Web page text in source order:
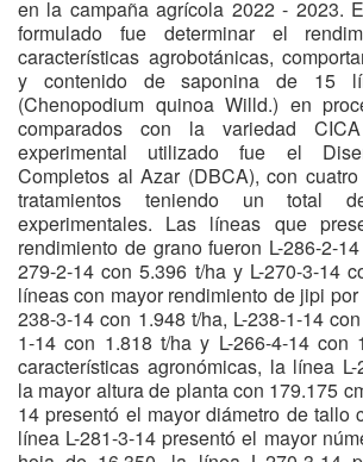
en la campaña agrícola 2022 - 2023.
formulado fue determinar el
características agrobotánicas,
y contenido de saponina de 15
(Chenopodium quinoa Willd.) en
comparados con la variedad
experimental utilizado fue el
Completos al Azar (DBCA), con
tratamientos teniendo un total
experimentales. Las líneas que
rendimiento de grano fueron L-286-2-
279-2-14 con 5.396 t/ha y L-270-3-14
líneas con mayor rendimiento de jipi
238-3-14 con 1.948 t/ha, L-238-1-14
1-14 con 1.818 t/ha y L-266-4-14 con
características agronómicas, la línea
la mayor altura de planta con 179.175
14 presentó el mayor diámetro de tallo
línea L-281-3-14 presentó el mayor